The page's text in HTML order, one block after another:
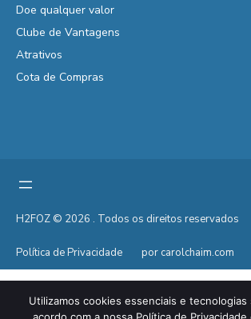
Doe qualquer valor
Clube de Vantagens
Atrativos
Cota de Compras
H2FOZ © 2026 . Todos os direitos reservados
Política de Privacidade por carolchaim.com
Utilizamos cookies essenciais e tecnologias